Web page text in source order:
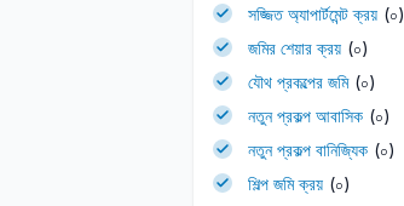
সজ্জিত অ্যাপার্টমেন্ট ক্রয় (০)
জমির শেয়ার ক্রয় (০)
যৌথ প্রকল্পের জমি (০)
নতুন প্রকল্প আবাসিক (০)
নতুন প্রকল্প বানিজ্যিক (০)
শিল্প জমি ক্রয় (০)